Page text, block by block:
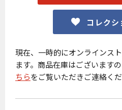
コレクシ
現在、一時的にオンラインス
ます。商品在庫はございます
ちらをご覧いただきご連絡くだ
お買い物を続ける